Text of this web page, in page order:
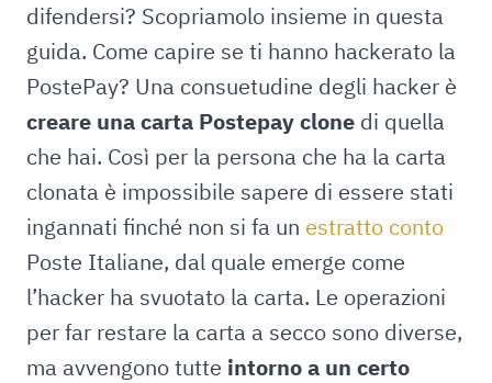
difendersi? Scopriamolo insieme in questa
guida. Come capire se ti hanno hackerato la
PostePay? Una consuetudine degli hacker è
creare una carta Postepay clone di quella
che hai. Così per la persona che ha la carta
clonata è impossibile sapere di essere stati
ingannati finché non si fa un estratto conto
Poste Italiane, dal quale emerge come
l’hacker ha svuotato la carta. Le operazioni
per far restare la carta a secco sono diverse,
ma avvengono tutte intorno a un certo